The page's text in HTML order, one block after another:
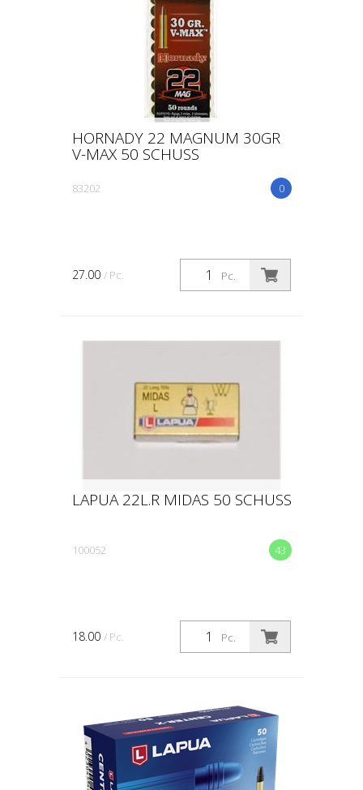
HORNADY 22 MAGNUM 30GR
V-MAX 50 SCHUSS
0
83202
Pc.
27.00 / Pc.
LAPUA 22L.R MIDAS 50 SCHUSS
43
100052
Pc.
18.00 / Pc.